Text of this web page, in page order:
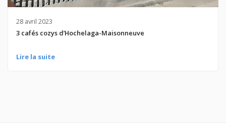
28 avril 2023
3 cafés cozys d’Hochelaga-Maisonneuve
Lire la suite